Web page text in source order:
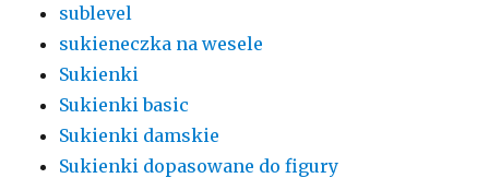
sublevel
sukieneczka na wesele
Sukienki
Sukienki basic
Sukienki damskie
Sukienki dopasowane do figury